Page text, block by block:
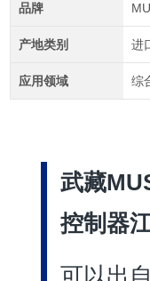
品牌
产地类别 进
应用领域 综
武藏
控制器
可以出